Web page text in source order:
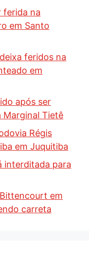
ferida na
em Santo
feridos na
em
após ser
Marginal Tietê
Régis
em Juquitiba
interditada para
em
carreta